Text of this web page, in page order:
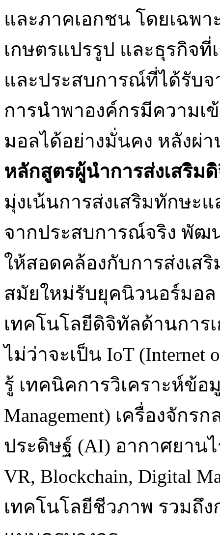
และภาคเอกชน โดยเฉพ
เกษตรแปรรูป และธุรกิจ
และประสบการณ์ที่ได้รับ
การนำพาองค์กรมีความเ
มอลได้อย่างมั่นคง หลังผ่
หลักสูตรผู้นำการส่งเสริม
มุ่งเน้นการส่งเสริมทักษะ
จากประสบการณ์จริง พั
ให้สอดคล้องกับการส่งเส
สมัยใหม่รับยุคนิวนอร์มอล
เทคโนโลยีดิจิทัลด้านกา
ไม่ว่าจะเป็น IoT (Internet
รู้ เทคนิคการวิเคราะห์ข้อ
Management) เครื่องจัก
ประดิษฐ์ (AI) อากาศยาน
VR, Blockchain, Digital
เทคโนโลยีชีวภาพ รวมถึ